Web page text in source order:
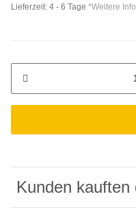
Lieferzeit: 4 - 6 Tage *Weitere
Kunden kauften